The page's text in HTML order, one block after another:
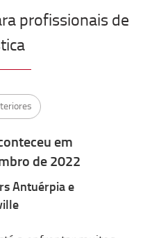
profissionais de
em
de 2022
Antuérpia e